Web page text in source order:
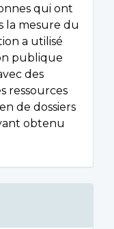
qui ont
la mesure du
a utilisé
publique
des
ressources
de dossiers
obtenu